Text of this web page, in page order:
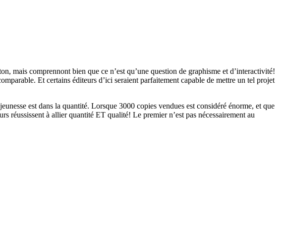
mais comprennont bien que ce n’est qu’une question de graphisme et d’interactivité!
Et certains éditeurs d’ici seraient parfaitement capable de mettre un tel projet
est dans la quantité. Lorsque 3000 copies vendues est considéré énorme, et que
réussissent à allier quantité ET qualité! Le premier n’est pas nécessairement au